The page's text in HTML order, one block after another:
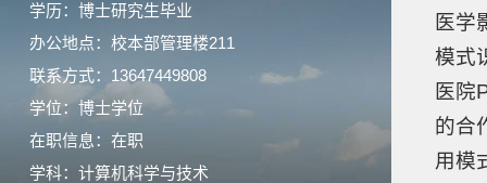
学历：博士研究生毕业
办公地点：校本部管理楼211
联系方式：13647449808
学位：博士学位
在职信息：在职
学科：计算机科学与技术
医学
模式
医院
的合
用模